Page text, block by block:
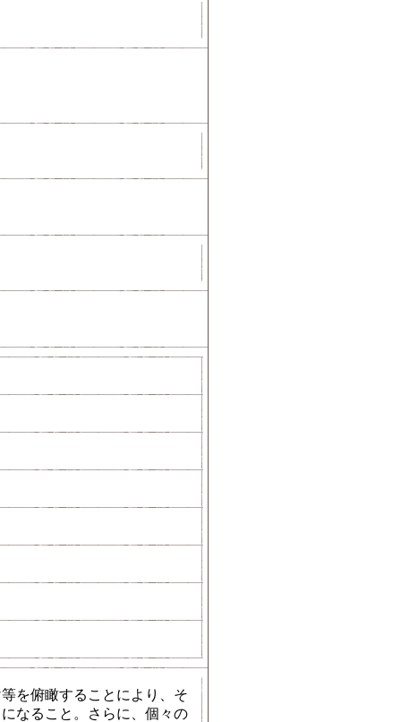
を俯瞰することにより、そ
なること。さらに、個々の